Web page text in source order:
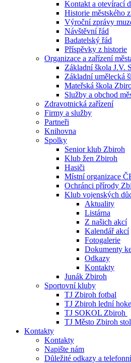
Kontakt a otevírací
Historie městského
Výroční zprávy
Návštěvní řád
Badatelský řád
Příspěvky z historie
Organizace a zařízení
Základní škola J.V.
Základní umělecká
Mateřská škola
Služby a obchod
Zdravotnická zařízení
Firmy a služby
Partneři
Knihovna
Spolky
Senior klub Zbiroh
Klub žen Zbiroh
Hasiči
Místní organizace
Ochránci přírody
Klub vojenských
Aktuality
Listárna
Z našich akcí
Kalendář akcí
Fotogalerie
Dokumenty
Odkazy
Kontakty
Junák Zbiroh
Sportovní kluby
TJ Zbiroh fotbal
TJ Zbiroh lední
TJ SOKOL Zbiroh
TJ Město Zbiroh
Kontakty
Kontakty
Napište nám
Důležité odkazy a